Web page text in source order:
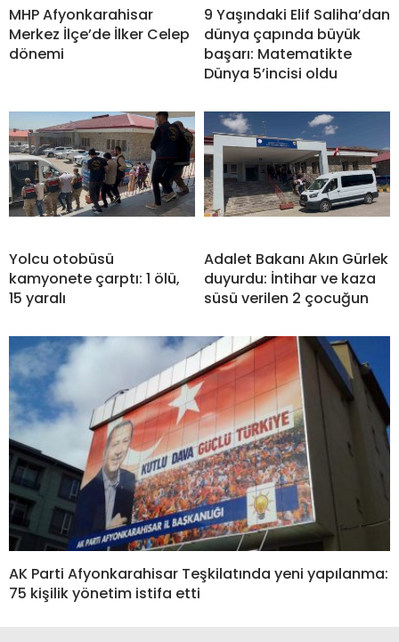
MHP Afyonkarahisar
Merkez İlçe’de İlker Celep
dönemi
9 Yaşındaki Elif Saliha’dan
dünya çapında büyük
başarı: Matematikte
Dünya 5’incisi oldu
Yolcu otobüsü
kamyonete çarptı: 1 ölü,
15 yaralı
Adalet Bakanı Akın Gürlek
duyurdu: İntihar ve kaza
süsü verilen 2 çocuğun
AK Parti Afyonkarahisar Teşkilatında yeni yapılanma:
75 kişilik yönetim istifa etti